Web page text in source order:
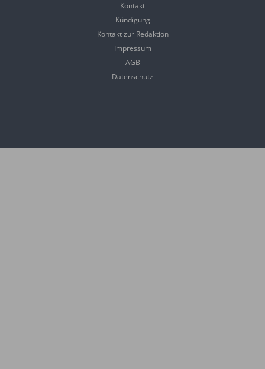
Kontakt
Kündigung
Kontakt zur Redaktion
Impressum
AGB
Datenschutz